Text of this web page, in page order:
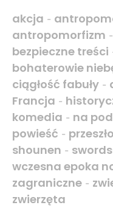
akcja -
antropomorfizm -
bezpieczne treści
bohaterowie
ciągłość fabuły -
Francja -
komedia - na
powieść -
shounen -
wczesna epoka
zagraniczne -
zwierzęta